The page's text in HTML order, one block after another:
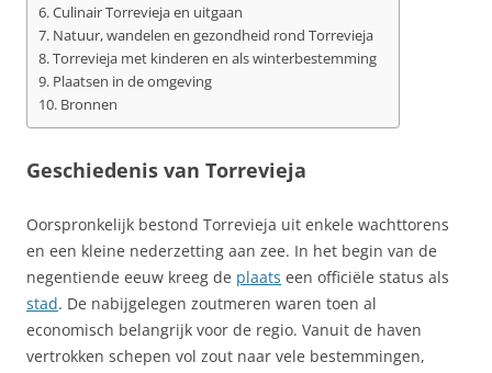
Culinair Torrevieja en uitgaan
Natuur, wandelen en gezondheid rond Torrevieja
Torrevieja met kinderen en als winterbestemming
Plaatsen in de omgeving
Bronnen
Geschiedenis van Torrevieja
Oorspronkelijk bestond Torrevieja uit enkele wachttorens
en een kleine nederzetting aan zee. In het begin van de
negentiende eeuw kreeg de plaats een officiële status als
stad. De nabijgelegen zoutmeren waren toen al
economisch belangrijk voor de regio. Vanuit de haven
vertrokken schepen vol zout naar vele bestemmingen,